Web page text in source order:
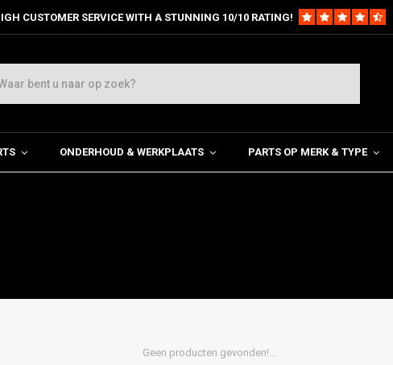
CUSTOMER SERVICE WITH A STUNNING 10/10 RATING!
ONDERHOUD & WERKPLAATS PARTS OP MERK & TYPE
Geen producten gevonden!...